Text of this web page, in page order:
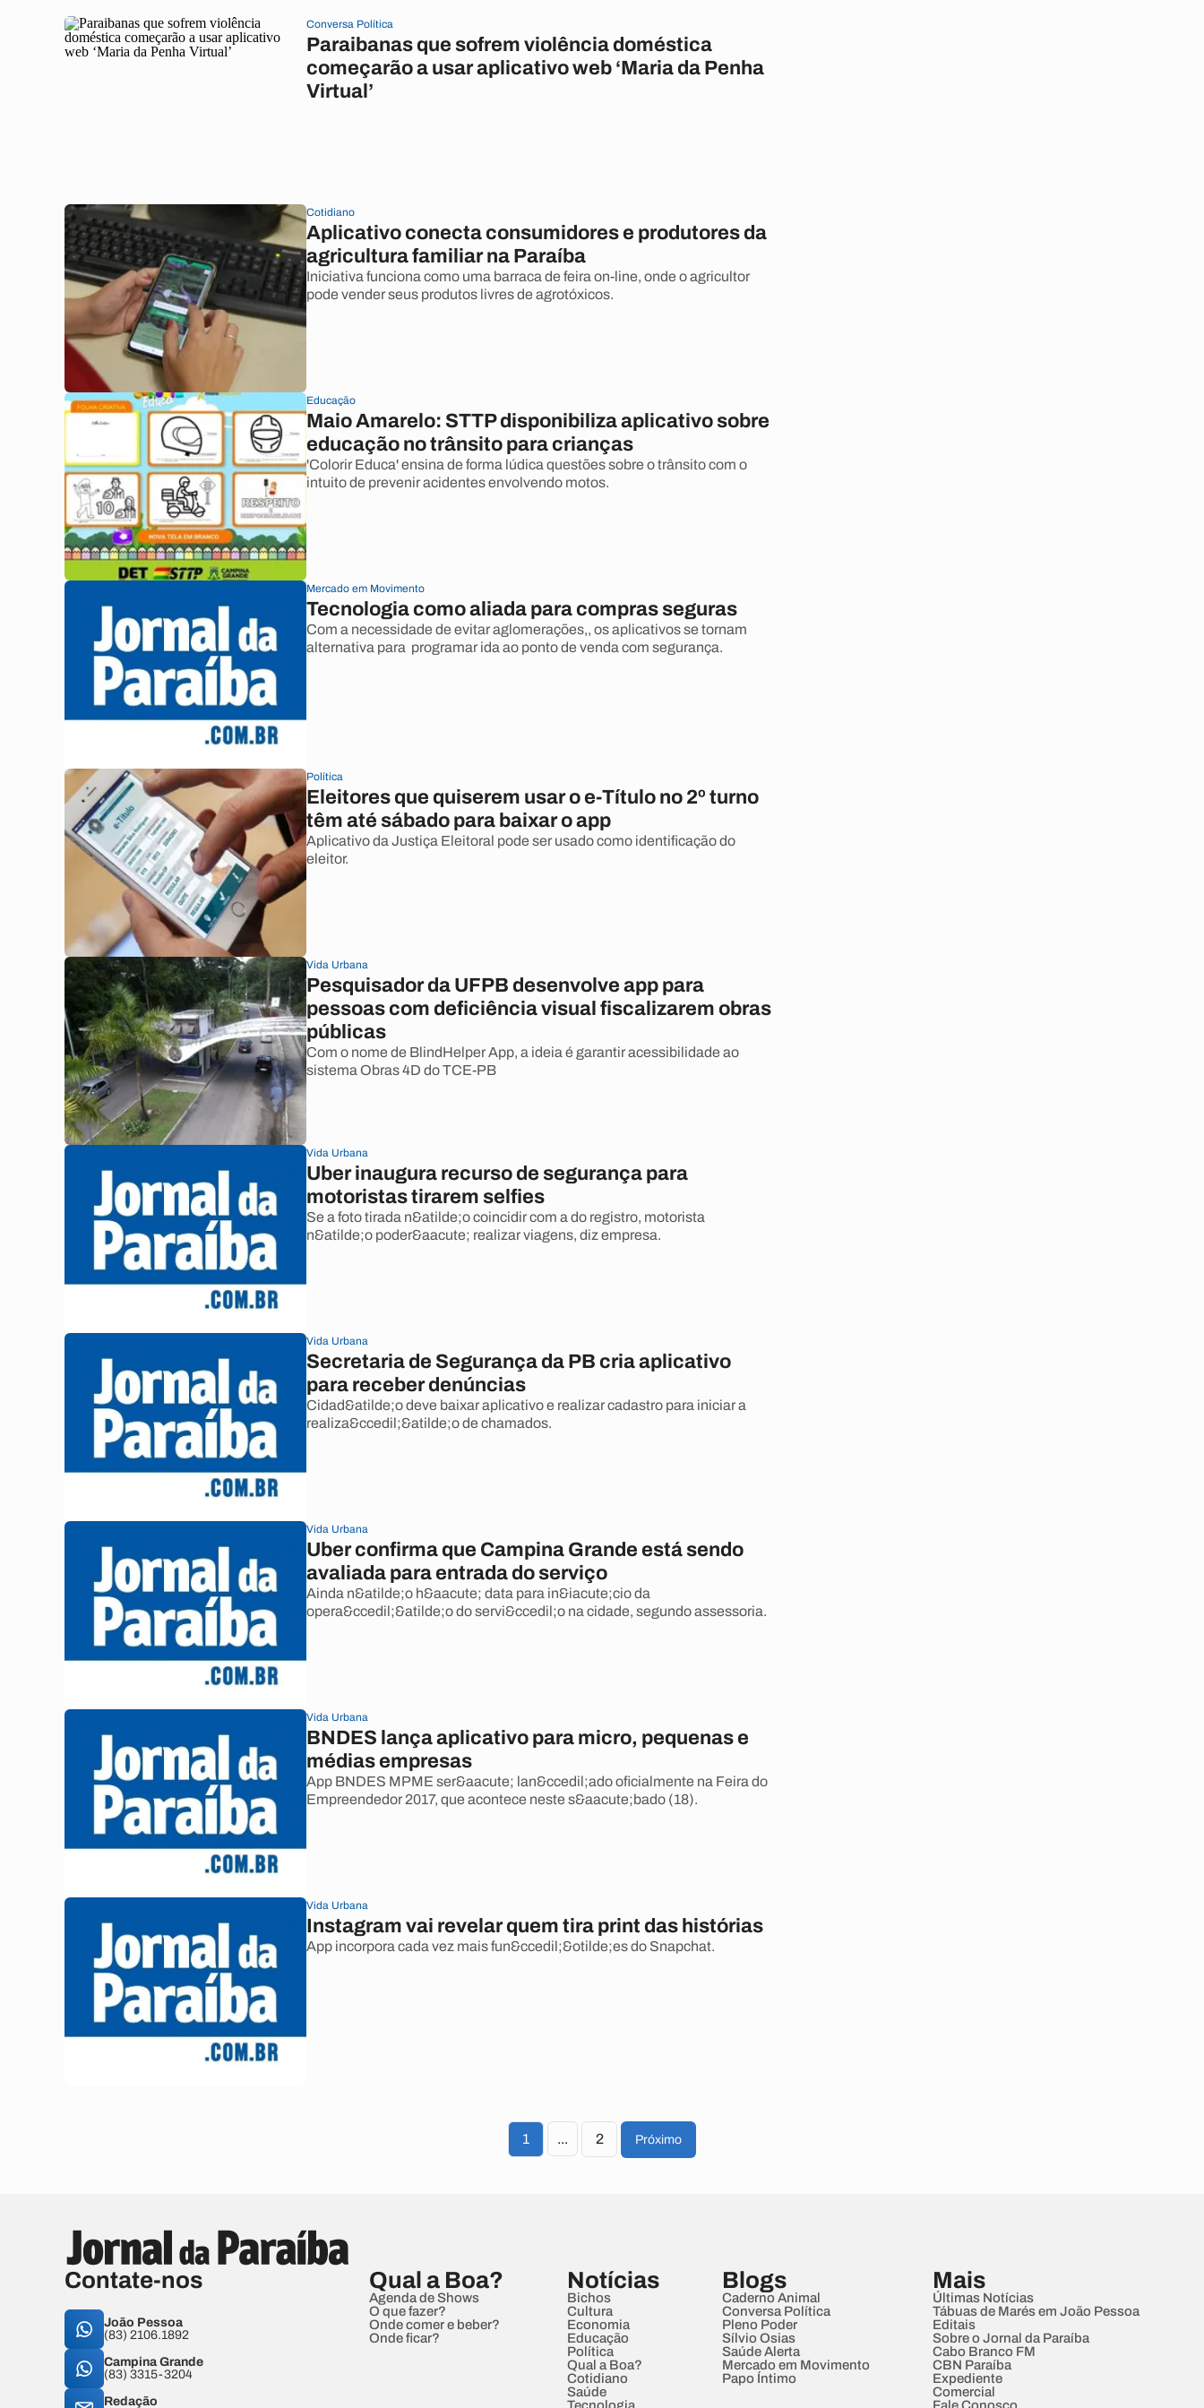
Conversa Política
Paraibanas que sofrem violência doméstica
começarão a usar aplicativo web ‘Maria da Penha
Virtual’
Cotidiano
Aplicativo conecta consumidores e produtores da
agricultura familiar na Paraíba
Iniciativa funciona como uma barraca de feira on-line, onde o agricultor
pode vender seus produtos livres de agrotóxicos.
Educação
Maio Amarelo: STTP disponibiliza aplicativo sobre
educação no trânsito para crianças
'Colorir Educa' ensina de forma lúdica questões sobre o trânsito com o
intuito de prevenir acidentes envolvendo motos.
Mercado em Movimento
Tecnologia como aliada para compras seguras
Com a necessidade de evitar aglomerações,, os aplicativos se tornam
alternativa para programar ida ao ponto de venda com segurança.
Política
Eleitores que quiserem usar o e-Título no 2º turno
têm até sábado para baixar o app
Aplicativo da Justiça Eleitoral pode ser usado como identificação do
eleitor.
Vida Urbana
Pesquisador da UFPB desenvolve app para
pessoas com deficiência visual fiscalizarem obras
públicas
Com o nome de BlindHelper App, a ideia é garantir acessibilidade ao
sistema Obras 4D do TCE-PB
Vida Urbana
Uber inaugura recurso de segurança para
motoristas tirarem selfies
Se a foto tirada n&atilde;o coincidir com a do registro, motorista
n&atilde;o poder&aacute; realizar viagens, diz empresa.
Vida Urbana
Secretaria de Segurança da PB cria aplicativo
para receber denúncias
Cidad&atilde;o deve baixar aplicativo e realizar cadastro para iniciar a
realiza&ccedil;&atilde;o de chamados.
Vida Urbana
Uber confirma que Campina Grande está sendo
avaliada para entrada do serviço
Ainda n&atilde;o h&aacute; data para in&iacute;cio da
opera&ccedil;&atilde;o do servi&ccedil;o na cidade, segundo assessoria.
Vida Urbana
BNDES lança aplicativo para micro, pequenas e
médias empresas
App BNDES MPME ser&aacute; lan&ccedil;ado oficialmente na Feira do
Empreendedor 2017, que acontece neste s&aacute;bado (18).
Vida Urbana
Instagram vai revelar quem tira print das histórias
App incorpora cada vez mais fun&ccedil;&otilde;es do Snapchat.
1 ... 2 Próximo
Contate-nos
João Pessoa
(83) 2106.1892
Campina Grande
(83) 3315-3204
Redação
Qual a Boa?
Agenda de Shows
O que fazer?
Onde comer e beber?
Onde ficar?
Notícias
Bichos
Cultura
Economia
Educação
Política
Qual a Boa?
Cotidiano
Saúde
Blogs
Caderno Animal
Conversa Política
Pleno Poder
Sílvio Osias
Saúde Alerta
Mercado em Movimento
Papo Íntimo
Mais
Últimas Notícias
Tábuas de Marés em João Pessoa
Editais
Sobre o Jornal da Paraíba
Cabo Branco FM
CBN Paraíba
Expediente
Comercial